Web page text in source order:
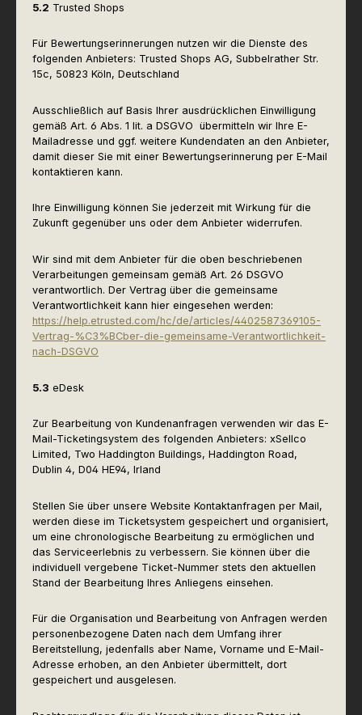
5.2 Trusted Shops
Für Bewertungserinnerungen nutzen wir die Dienste des
folgenden Anbieters: Trusted Shops AG, Subbelrather Str.
15c, 50823 Köln, Deutschland
Ausschließlich auf Basis Ihrer ausdrücklichen Einwilligung
gemäß Art. 6 Abs. 1 lit. a DSGVO übermitteln wir Ihre E-
Mailadresse und ggf. weitere Kundendaten an den Anbieter,
damit dieser Sie mit einer Bewertungserinnerung per E-Mail
kontaktieren kann.
Ihre Einwilligung können Sie jederzeit mit Wirkung für die
Zukunft gegenüber uns oder dem Anbieter widerrufen.
Wir sind mit dem Anbieter für die oben beschriebenen
Verarbeitungen gemeinsam gemäß Art. 26 DSGVO
verantwortlich. Der Vertrag über die gemeinsame
Verantwortlichkeit kann hier eingesehen werden:
https://help.etrusted.com/hc/de/articles/4402587369105-
Vertrag-%C3%BCber-die-gemeinsame-Verantwortlichkeit-
nach-DSGVO
5.3 eDesk
Zur Bearbeitung von Kundenanfragen verwenden wir das E-
Mail-Ticketingsystem des folgenden Anbieters: xSellco
Limited, Two Haddington Buildings, Haddington Road,
Dublin 4, D04 HE94, Irland
Stellen Sie über unsere Website Kontaktanfragen per Mail,
werden diese im Ticketsystem gespeichert und organisiert,
um eine chronologische Bearbeitung zu ermöglichen und
das Serviceerlebnis zu verbessern. Sie können über die
individuell vergebene Ticket-Nummer stets den aktuellen
Stand der Bearbeitung Ihres Anliegens einsehen.
Für die Organisation und Bearbeitung von Anfragen werden
personenbezogene Daten nach dem Umfang ihrer
Bereitstellung, jedenfalls aber Name, Vorname und E-Mail-
Adresse erhoben, an den Anbieter übermittelt, dort
gespeichert und ausgelesen.